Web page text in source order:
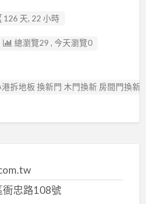
126 天, 22 小時
總瀏覽29 , 今天瀏覽0
拆地板 換新門 木門換新 房間門換新
衙忠路108號